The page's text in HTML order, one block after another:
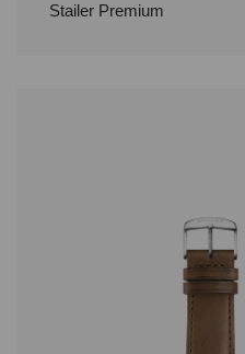
Stailer Premium